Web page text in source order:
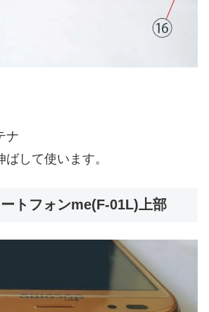
ナ
して使います。
トフォンme(F-01L)上部